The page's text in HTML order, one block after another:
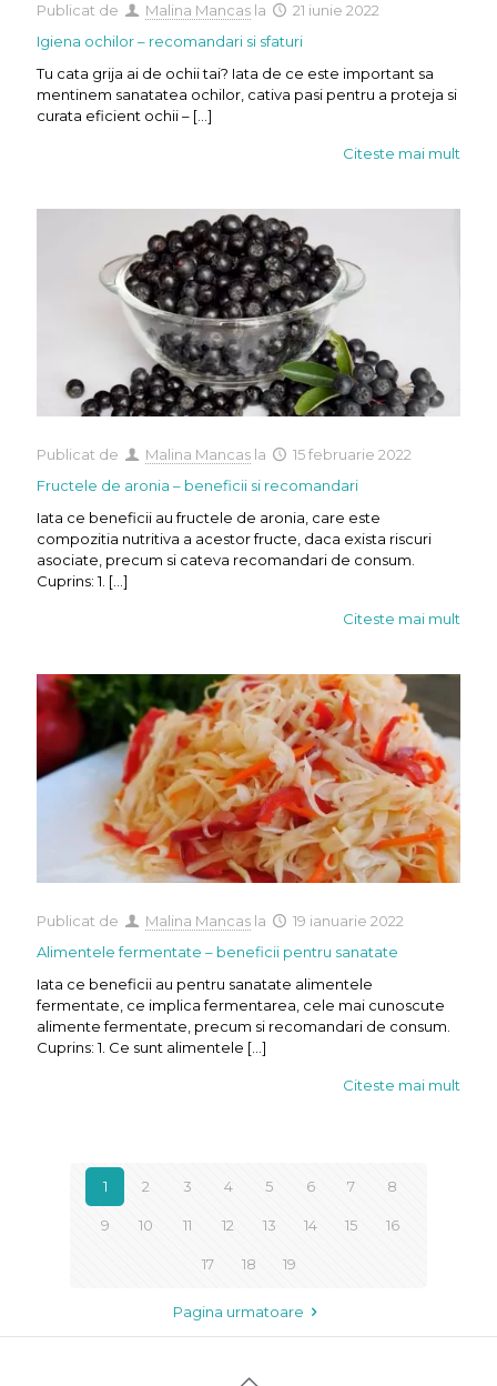
Publicat de Malina Mancas la
21 iunie 2022
Igiena ochilor – recomandari si sfaturi
Tu cata grija ai de ochii tai? Iata de ce este important sa
mentinem sanatatea ochilor, cativa pasi pentru a proteja si
curata eficient ochii – […]
Citeste mai mult
Publicat de Malina Mancas la
15 februarie 2022
Fructele de aronia – beneficii si recomandari
Iata ce beneficii au fructele de aronia, care este
compozitia nutritiva a acestor fructe, daca exista riscuri
asociate, precum si cateva recomandari de consum.
Cuprins: 1. […]
Citeste mai mult
Publicat de Malina Mancas la
19 ianuarie 2022
Alimentele fermentate – beneficii pentru sanatate
Iata ce beneficii au pentru sanatate alimentele
fermentate, ce implica fermentarea, cele mai cunoscute
alimente fermentate, precum si recomandari de consum.
Cuprins: 1. Ce sunt alimentele […]
Citeste mai mult
1 2 3 4 5 6 7 8
9 10 11 12 13 14 15 16
17 18 19
Pagina urmatoare